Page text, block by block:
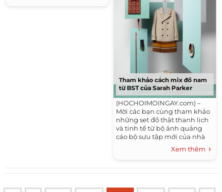
Tham khảo cách mix đồ nam
từ BST của Sarah Parker
(HOCHOIMOINGAY.com) –
Mời các bạn cùng tham khảo
những set đồ thật thanh lịch
và tinh tế từ bộ ảnh quảng
cáo bộ sưu tập mới của nhà
thiết kế thời trang Sarah
Parker. Chúc bạn...
Xem thêm